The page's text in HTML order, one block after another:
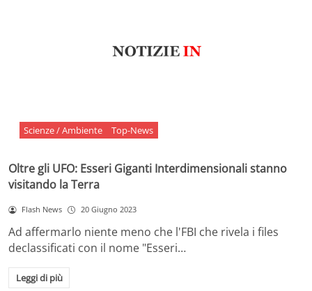
Scienze / Ambiente Top-News
Oltre gli UFO: Esseri Giganti Interdimensionali stanno
visitando la Terra
Flash News 20 Giugno 2023
Ad affermarlo niente meno che l'FBI che rivela i files
declassificati con il nome "Esseri…
Leggi di più